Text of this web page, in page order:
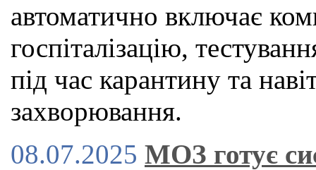
автоматично включає
госпіталізацію,
під час карантину та
захворювання.
08.07.2025 МОЗ готує